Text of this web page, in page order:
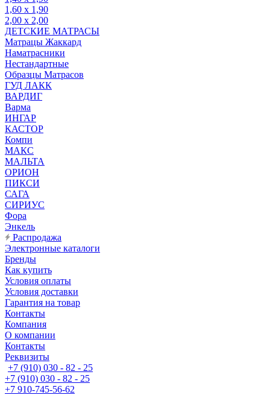
1,60 х 1,90
2,00 х 2,00
ДЕТСКИЕ МАТРАСЫ
Матрацы Жаккард
Наматрасники
Нестандартные
Образцы Матрасов
ГУД ЛАКК
ВАРДИГ
Варма
ИНГАР
КАСТОР
Компи
МАКС
МАЛЬТА
ОРИОН
ПИКСИ
САГА
СИРИУС
Фора
Энкель
Распродажа
Электронные каталоги
Бренды
Как купить
Условия оплаты
Условия доставки
Гарантия на товар
Контакты
Компания
О компании
Контакты
Реквизиты
+7 (910) 030 - 82 - 25
+7 (910) 030 - 82 - 25
+7 910-745-56-62